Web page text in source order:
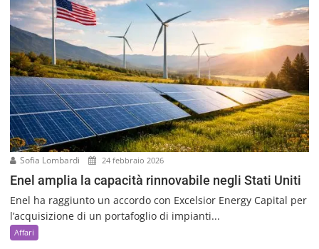
Sofia Lombardi 24 febbraio 2026
Enel amplia la capacità rinnovabile negli Stati Uniti
Enel ha raggiunto un accordo con Excelsior Energy Capital per
l’acquisizione di un portafoglio di impianti...
Affari